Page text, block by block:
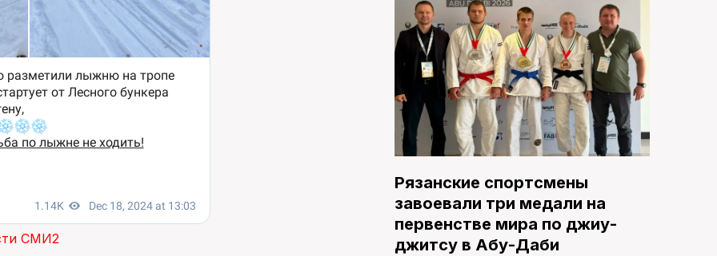
СМИ2
Рязанские спортсмены
завоевали три медали на
первенстве мира по джиу-
джитсу в Абу-Даби